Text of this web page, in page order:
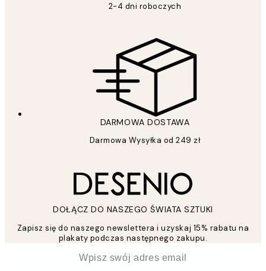
2-4 dni roboczych
DARMOWA DOSTAWA
Darmowa Wysyłka od 249 zł
DOŁĄCZ DO NASZEGO ŚWIATA SZTUKI
Zapisz się do naszego newslettera i uzyskaj 15% rabatu na
plakaty podczas następnego zakupu.